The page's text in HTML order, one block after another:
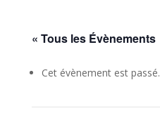
« Tous les Évènements
Cet évènement est passé.